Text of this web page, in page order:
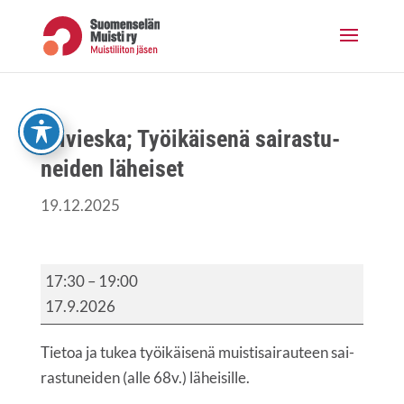
content
Yli­vies­ka; Työi­käi­se­nä sai­ras­tu­
nei­den läheiset
19.12.2025
Yli­
vies­
ka;
Työi­
käi­
17:30 – 19:00
17.9.2026
Tie­toa ja tukea työi­käi­se­nä muis­ti­sai­rau­teen sai­
ras­tu­nei­den (alle 68v.) läheisille.